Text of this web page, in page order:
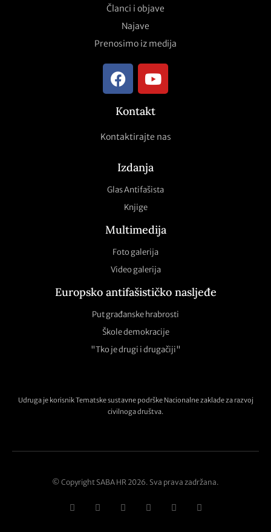
Članci i objave
Najave
Prenosimo iz medija
Kontakt
Kontaktirajte nas
Izdanja
Glas Antifašista
Knjige
Multimedija
Foto galerija
Video galerija
Europsko antifašističko nasljeđe
Put građanske hrabrosti
Škole demokracije
"Tko je drugi i drugačiji"
Udruga je korisnik Tematske sustavne podrške Nacionalne zaklade za razvoj
civilnoga društva.
© Copyright SABA HR 2026. Sva prava zadržana.